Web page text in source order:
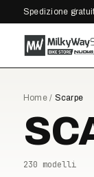
Spedizione
Home/ Scarpe
230 modelli